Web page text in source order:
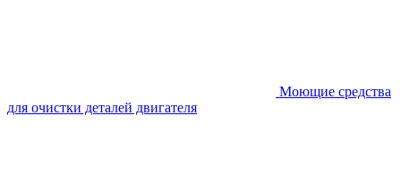
Моющие средства
для очистки деталей двигателя